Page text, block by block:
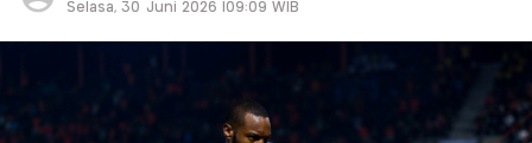
Selasa, 30 Juni 2026 |09:09 WIB